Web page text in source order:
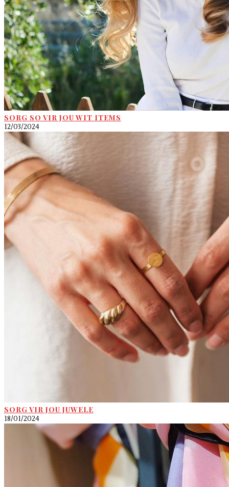
SORG SO VIR JOU WIT ITEMS
12/03/2024
SORG VIR JOU JUWELE
18/01/2024